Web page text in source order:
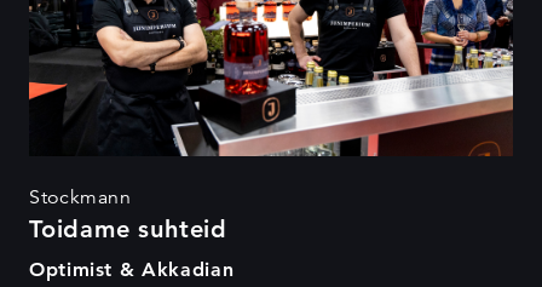
Stockmann
Toidame suhteid
Optimist & Akkadian